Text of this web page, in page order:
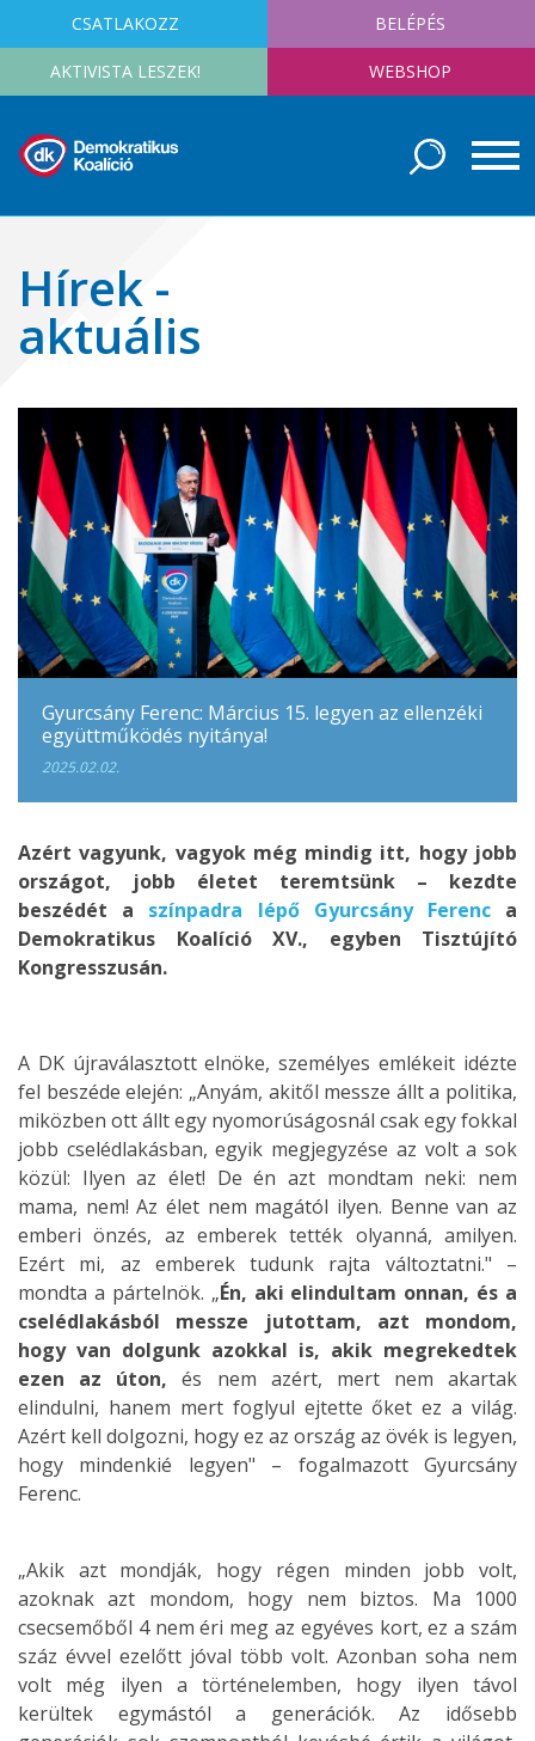
CSATLAKOZZ BELÉPÉS
AKTIVISTA LESZEK! WEBSHOP
Hírek -
aktuális
Gyurcsány Ferenc: Március 15. legyen az ellenzéki
együttműködés nyitánya!
2025.02.02.
Azért vagyunk, vagyok még mindig itt, hogy jobb
országot, jobb életet teremtsünk – kezdte
beszédét a színpadra lépő Gyurcsány Ferenc a
Demokratikus Koalíció XV., egyben Tisztújító
Kongresszusán.
A DK újraválasztott elnöke, személyes emlékeit idézte
fel beszéde elején: „Anyám, akitől messze állt a politika,
miközben ott állt egy nyomorúságosnál csak egy fokkal
jobb cselédlakásban, egyik megjegyzése az volt a sok
közül: Ilyen az élet! De én azt mondtam neki: nem
mama, nem! Az élet nem magától ilyen. Benne van az
emberi önzés, az emberek tették olyanná, amilyen.
Ezért mi, az emberek tudunk rajta változtatni." –
mondta a pártelnök. „Én, aki elindultam onnan, és a
cselédlakásból messze jutottam, azt mondom,
hogy van dolgunk azokkal is, akik megrekedtek
ezen az úton, és nem azért, mert nem akartak
elindulni, hanem mert foglyul ejtette őket ez a világ.
Azért kell dolgozni, hogy ez az ország az övék is legyen,
hogy mindenkié legyen" – fogalmazott Gyurcsány
Ferenc.
„Akik azt mondják, hogy régen minden jobb volt,
azoknak azt mondom, hogy nem biztos. Ma 1000
csecsemőből 4 nem éri meg az egyéves kort, ez a szám
száz évvel ezelőtt jóval több volt. Azonban soha nem
volt még ilyen a történelemben, hogy ilyen távol
kerültek egymástól a generációk. Az idősebb